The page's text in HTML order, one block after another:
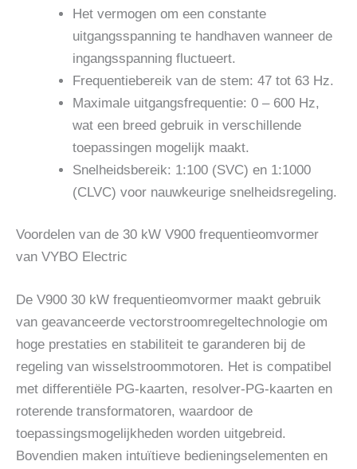
Het vermogen om een ​​constante
uitgangsspanning te handhaven wanneer de
ingangsspanning fluctueert.
Frequentiebereik van de stem: 47 tot 63 Hz.
Maximale uitgangsfrequentie: 0 – 600 Hz,
wat een breed gebruik in verschillende
toepassingen mogelijk maakt.
Snelheidsbereik: 1:100 (SVC) en 1:1000
(CLVC) voor nauwkeurige snelheidsregeling.
Voordelen van de 30 kW V900 frequentieomvormer
van VYBO Electric
De V900 30 kW frequentieomvormer maakt gebruik
van geavanceerde vectorstroomregeltechnologie om
hoge prestaties en stabiliteit te garanderen bij de
regeling van wisselstroommotoren. Het is compatibel
met differentiële PG-kaarten, resolver-PG-kaarten en
roterende transformatoren, waardoor de
toepassingsmogelijkheden worden uitgebreid.
Bovendien maken intuïtieve bedieningselementen en